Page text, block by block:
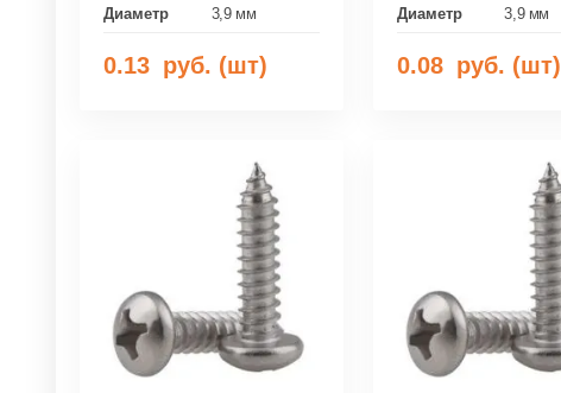
Диаметр 3,9 мм
0.13 руб. (шт)
Диаметр 3,9 мм
0.08 руб. (шт)